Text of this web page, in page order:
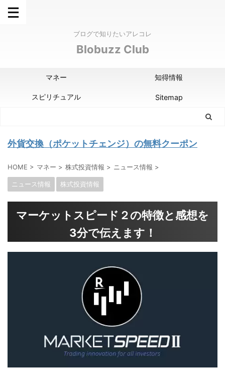
ブログで知りたいアレコレ
Blobuzz Club
マネー 知得情報
スピリチュアル Sitemap
外貨交換（ポケットチェンジ）の無料クーポン
HOME > マネー > 株式投資情報 > ニュース情報 >
ニュース情報 株式投資情報
マーケットスピード２の特徴と感想を
3分で伝えます！